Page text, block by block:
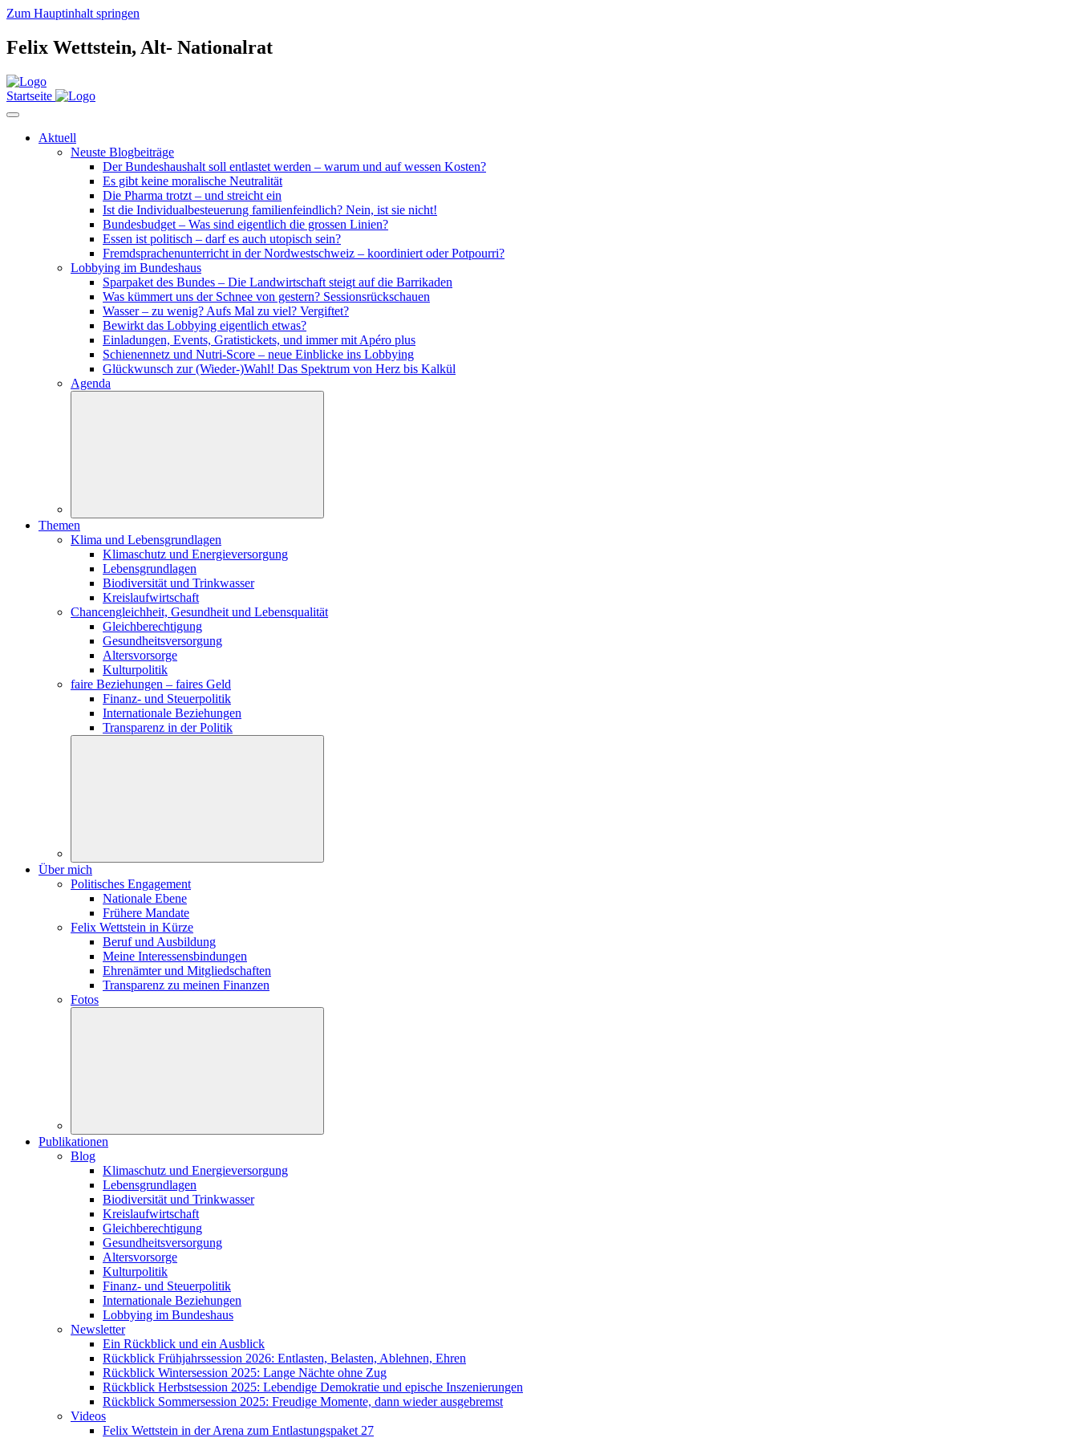
Zum Hauptinhalt springen
Felix Wettstein, Alt- Nationalrat
Startseite
Aktuell
Neuste Blogbeiträge
Der Bundeshaushalt soll entlastet werden – warum und auf wessen Kosten?
Es gibt keine moralische Neutralität
Die Pharma trotzt – und streicht ein
Ist die Individualbesteuerung familienfeindlich? Nein, ist sie nicht!
Bundesbudget – Was sind eigentlich die grossen Linien?
Essen ist politisch – darf es auch utopisch sein?
Fremdsprachenunterricht in der Nordwestschweiz – koordiniert oder Potpourri?
Lobbying im Bundeshaus
Sparpaket des Bundes – Die Landwirtschaft steigt auf die Barrikaden
Was kümmert uns der Schnee von gestern? Sessionsrückschauen
Wasser – zu wenig? Aufs Mal zu viel? Vergiftet?
Bewirkt das Lobbying eigentlich etwas?
Einladungen, Events, Gratistickets, und immer mit Apéro plus
Schienennetz und Nutri-Score – neue Einblicke ins Lobbying
Glückwunsch zur (Wieder-)Wahl! Das Spektrum von Herz bis Kalkül
Agenda
Themen
Klima und Lebensgrundlagen
Klimaschutz und Energieversorgung
Lebensgrundlagen
Biodiversität und Trinkwasser
Kreislaufwirtschaft
Chancengleichheit, Gesundheit und Lebensqualität
Gleichberechtigung
Gesundheitsversorgung
Altersvorsorge
Kulturpolitik
faire Beziehungen – faires Geld
Finanz- und Steuerpolitik
Internationale Beziehungen
Transparenz in der Politik
Über mich
Politisches Engagement
Nationale Ebene
Frühere Mandate
Felix Wettstein in Kürze
Beruf und Ausbildung
Meine Interessensbindungen
Ehrenämter und Mitgliedschaften
Transparenz zu meinen Finanzen
Fotos
Publikationen
Blog
Klimaschutz und Energieversorgung
Lebensgrundlagen
Biodiversität und Trinkwasser
Kreislaufwirtschaft
Gleichberechtigung
Gesundheitsversorgung
Altersvorsorge
Kulturpolitik
Finanz- und Steuerpolitik
Internationale Beziehungen
Lobbying im Bundeshaus
Newsletter
Ein Rückblick und ein Ausblick
Rückblick Frühjahrssession 2026: Entlasten, Belasten, Ablehnen, Ehren
Rückblick Wintersession 2025: Lange Nächte ohne Zug
Rückblick Herbstsession 2025: Lebendige Demokratie und epische Inszenierungen
Rückblick Sommersession 2025: Freudige Momente, dann wieder ausgebremst
Videos
Felix Wettstein in der Arena zum Entlastungspaket 27